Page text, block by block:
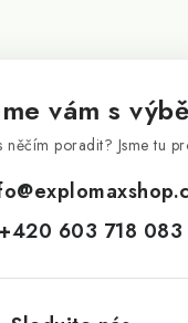
vám s
něčím poradit? Jsme tu
@
+420 603 718 083